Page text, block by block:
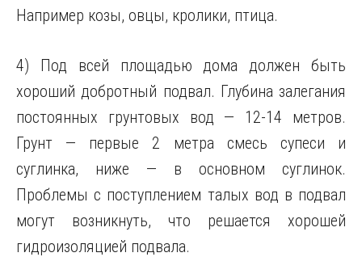
Например козы, овцы, кролики, птица.
4) Под всей площадью дома должен быть
хороший добротный подвал. Глубина залегания
постоянных грунтовых вод — 12-14 метров.
Грунт — первые 2 метра смесь супеси и
суглинка, ниже — в основном суглинок.
Проблемы с поступлением талых вод в подвал
могут возникнуть, что решается хорошей
гидроизоляцией подвала.